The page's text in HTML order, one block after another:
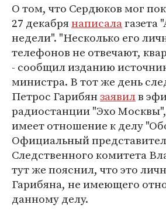
О том, что Сердюков мог
27 декабрянаписалагазета
недели". "Несколько его
телефонов не отвечают,
- сообщил изданию
министра. В тот же день
Петрос Гарибянзаявилв
радиостанции "Эхо
имеет отношение к делу
Официальный
Следственного комитета
тут же пояснил, что это
Гарибяна, не имеющего
данному делу.